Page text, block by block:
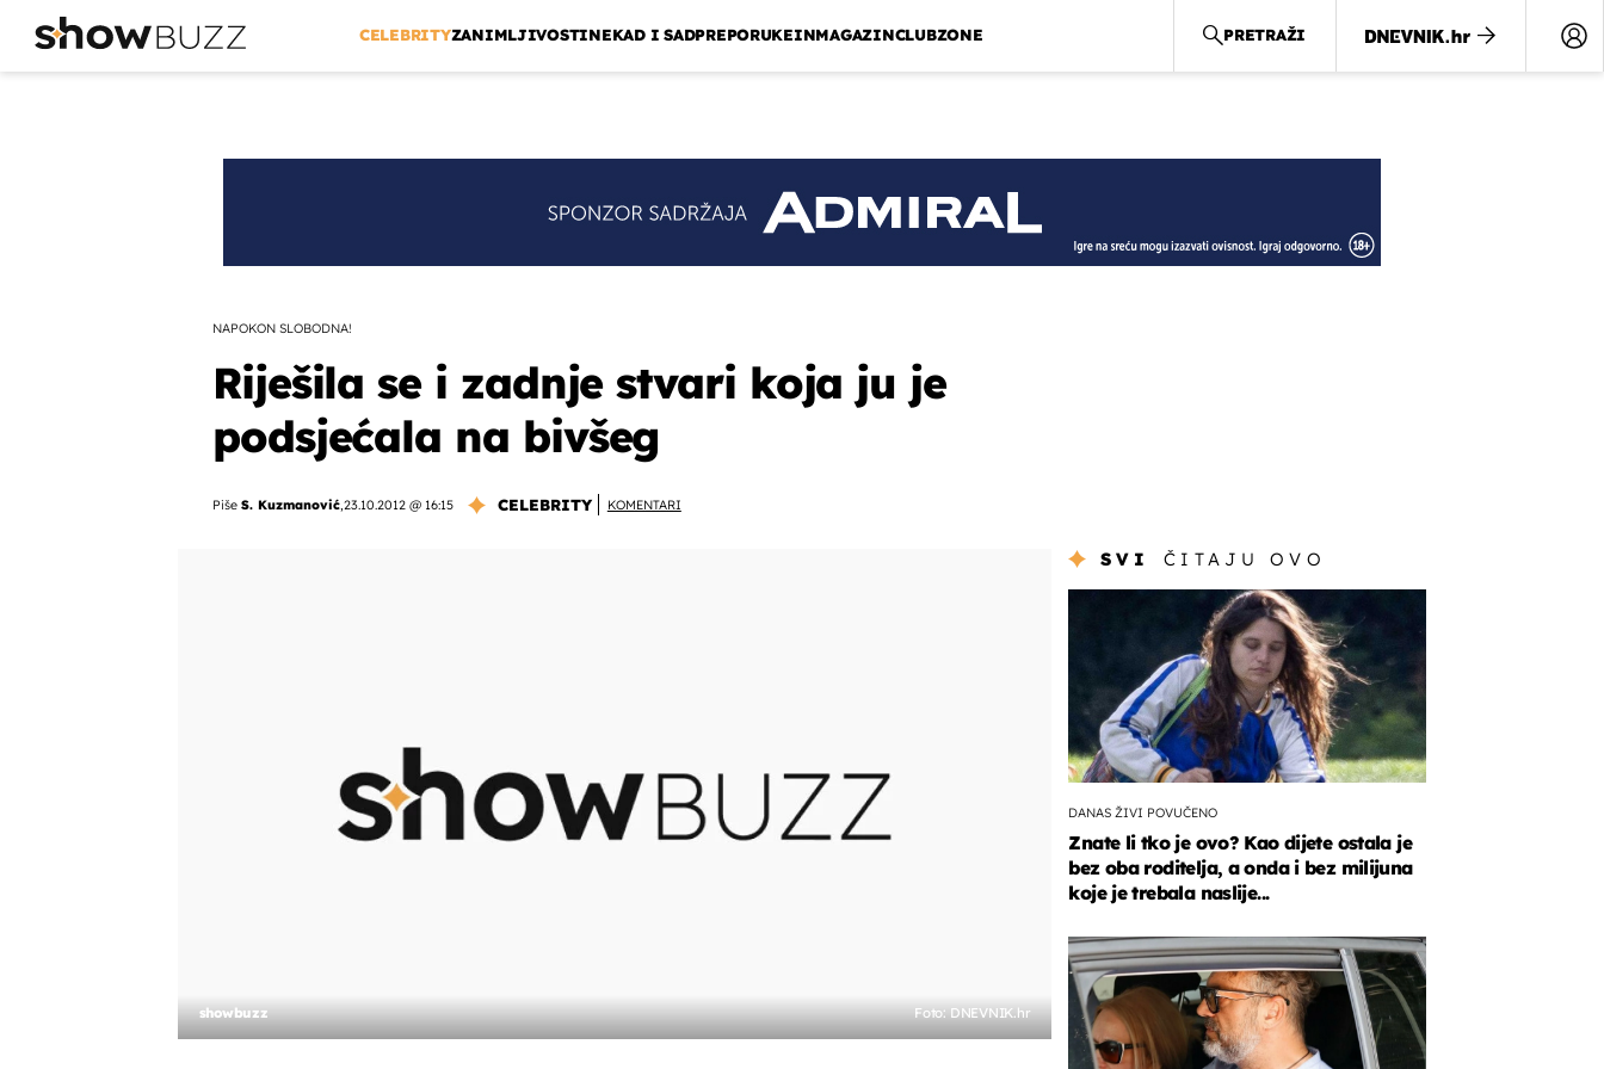
CELEBRITYZANIMLJIVOSTINEKAD I SADPREPORUKEINMAGAZINCLUBZONE PRETRAŽI
NAPOKON SLOBODNA!
Riješila se i zadnje stvari koja ju je
podsjećala na bivšeg
Piše S. Kuzmanović,23.10.2012 @ 16:15 CELEBRITY KOMENTARI
showbuzz Foto: DNEVNIK.hr
SVI ČITAJU OVO
DANAS ŽIVI POVUČENO
Znate li tko je ovo? Kao dijete ostala je
bez oba roditelja, a onda i bez milijuna
koje je trebala naslije...